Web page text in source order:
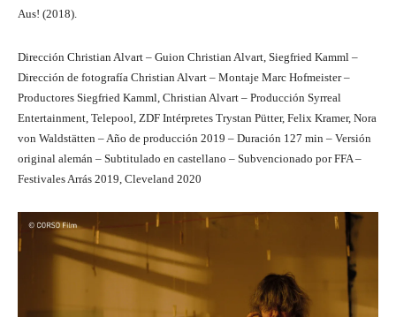
Aus! (2018).
Dirección Christian Alvart – Guion Christian Alvart, Siegfried Kamml –
Dirección de fotografía Christian Alvart – Montaje Marc Hofmeister –
Productores Siegfried Kamml, Christian Alvart – Producción Syrreal
Entertainment, Telepool, ZDF Intérpretes Trystan Pütter, Felix Kramer, Nora
von Waldstätten – Año de producción 2019 – Duración 127 min – Versión
original alemán – Subtitulado en castellano – Subvencionado por FFA –
Festivales Arrás 2019, Cleveland 2020